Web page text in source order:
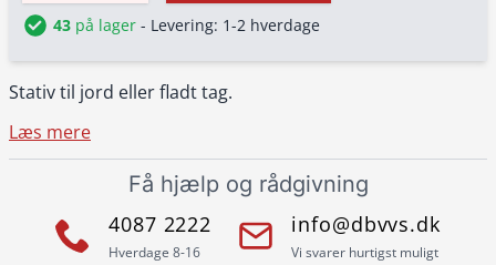
Stativ til jord eller fladt tag.
Læs mere
43 på lager - Levering: 1-2 hverdage
Få hjælp og rådgivning
4087 2222
Hverdage 8-16
info@dbvvs.dk
Vi svarer hurtigst muligt